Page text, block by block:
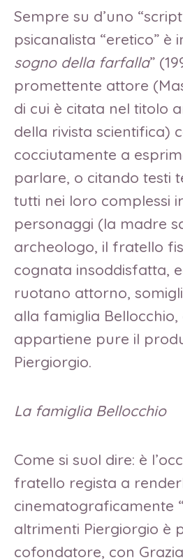
Sempre su d’uno
psicanalista “eretico” è
sogno della farfalla”
promettente attore
di cui è citata nel titolo
della rivista scientifica)
cocciutamente a
parlare, o citando testi
tutti nei loro complessi
personaggi (la madre
archeologo, il fratello
cognata insoddisfatta,
ruotano attorno,
alla famiglia
appartiene pure il
Piergiorgio.
La famiglia Bellocchio
Come si suol dire: è
fratello regista a
cinematograficamente
altrimenti Piergiorgio è
cofondatore, con